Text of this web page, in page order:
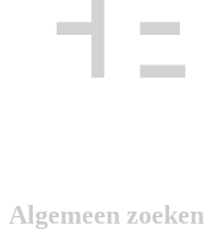
Algemeen zoeken